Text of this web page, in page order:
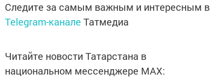
Следите за самым важным и интересным в
Telegram-канале Татмедиа
Читайте новости Татарстана в
национальном мессенджере MАХ: